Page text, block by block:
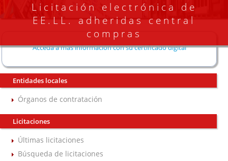
Licitación electrónica de
EE.LL. adheridas central
compras
Acceda a más información con su certificado digital
Entidades locales
Órganos de contratación
Licitaciones
Últimas licitaciones
Búsqueda de licitaciones